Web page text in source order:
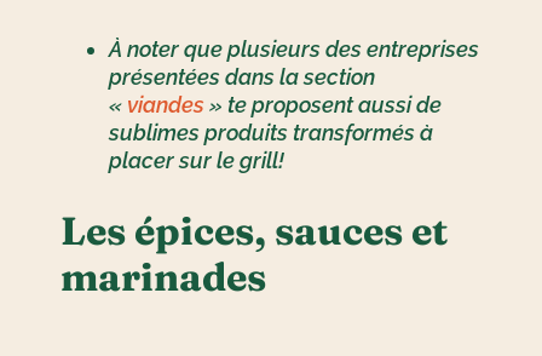
À noter que plusieurs des entreprises
présentées dans la section
« viandes » te proposent aussi de
sublimes produits transformés à
placer sur le grill!
Les épices, sauces et
marinades